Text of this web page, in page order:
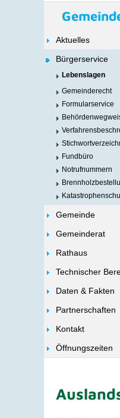
Aktuelles
Bürgerservice
Lebenslagen
Gemeinderecht
Formularservice
Fundbüro
Notrufnummern
Gemeinde
Gemeinderat
Rathaus
Technischer
Daten & Fakten
Partnerschaften
Kontakt
Öffnungszeiten